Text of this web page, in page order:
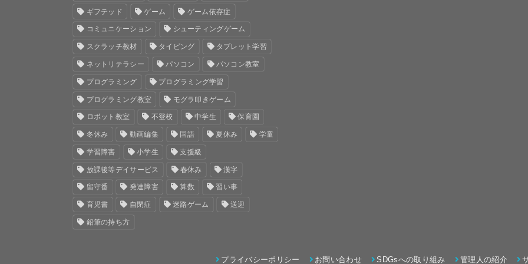
ギフテッド ゲーム ゲーム依存症
コミュニケーション シューティングゲーム
スクラッチ教材 タイピング タブレット学習
ネットリテラシー パソコン パソコン教室
プログラミング プログラミング学習
プログラミング教室 モグラ叩きゲーム
ロボット教室 不登校 中学生 保育園
冬休み 動画編集 国語 夏休み 学童
学習障害 小学生 支援級
放課後等デイサービス 春休み 漢字
留守番 発達障害 算数 習い事
育児書 自閉症 迷路ゲーム 送迎
鉛筆の持ち方
プライバシーポリシー お問い合わせ SDGsへの取り組み 管理人の紹介